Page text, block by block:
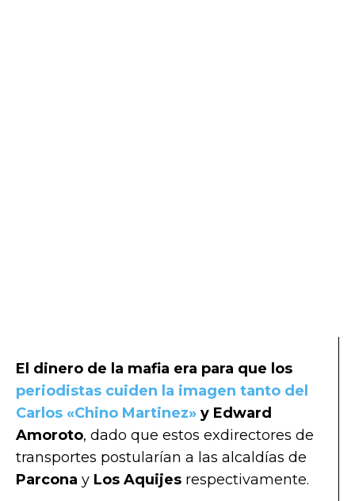
El dinero de la mafia era para que los
periodistas cuiden la imagen tanto del
Carlos «Chino Martinez» y Edward
Amoroto, dado que estos exdirectores de
transportes postularían a las alcaldías de
Parcona y Los Aquijes respectivamente.